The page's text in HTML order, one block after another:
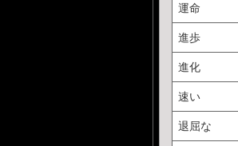
運命
進歩
進化
速い
退屈な